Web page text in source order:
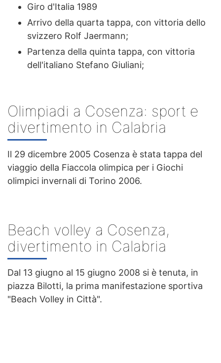
Giro d'Italia 1989
Arrivo della quarta tappa, con vittoria dello
svizzero Rolf Jaermann;
Partenza della quinta tappa, con vittoria
dell'italiano Stefano Giuliani;
Olimpiadi a Cosenza: sport e
divertimento in Calabria
Il 29 dicembre 2005 Cosenza è stata tappa del
viaggio della Fiaccola olimpica per i Giochi
olimpici invernali di Torino 2006.
Beach volley a Cosenza,
divertimento in Calabria
Dal 13 giugno al 15 giugno 2008 si è tenuta, in
piazza Bilotti, la prima manifestazione sportiva
"Beach Volley in Città".